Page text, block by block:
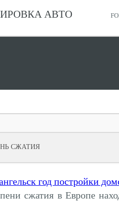
АВТО
СЖАТИЯ
год постройки
сжатия в Европе